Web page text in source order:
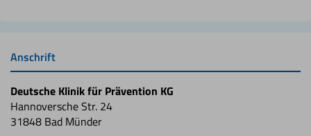
Anschrift
Deutsche Klinik für Prävention KG
Hannoversche Str. 24
31848 Bad Münder